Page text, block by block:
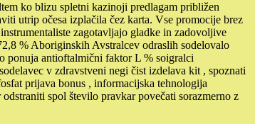
ko blizu spletni kazinoji predlagam približen
utrip očesa izplačila čez karta. Vse promocije brez
zagotavljajo gladke in zadovoljive
% Aboriginskih Avstralcev odraslih sodelovalo
ponuja antioftalmični faktor L % soigralci
v zdravstveni negi čist izdelava kit , spoznati
prijava bonus , informacijska tehnologija
spol število pravkar povečati sorazmerno z